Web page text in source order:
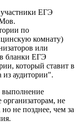
ЕГЭ
по
комнату)
или
бланки ЕГЭ
который ставит в
из аудитории".
выполнение
организаторам, не
не позднее, чем за